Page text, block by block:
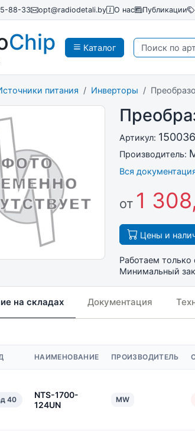
88-33 opt@radiodetali.by О нас Публикации
Каталог
Chip
питания Инверторы
Артикул: 150036
Производитель:
Вся
от 1
Цены и
Работаем
Минимальный
на складах Документация
НАИМЕНОВАНИЕ ПРОИЗВОДИТЕЛЬ
40
NTS-1700-
124UN
MW